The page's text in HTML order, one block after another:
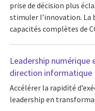
prise de décision plus
stimuler l’innovation. La
capacités complètes de
Leadership numérique
direction informatique
Accélérer la rapidité
leadership en